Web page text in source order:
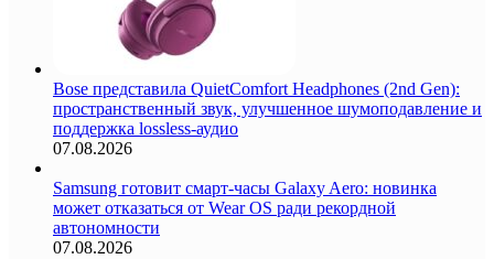
Bose представила QuietComfort Headphones (2nd Gen):
пространственный звук, улучшенное шумоподавление и
поддержка lossless-аудио
07.08.2026
Samsung готовит смарт-часы Galaxy Aero: новинка
может отказаться от Wear OS ради рекордной
автономности
07.08.2026